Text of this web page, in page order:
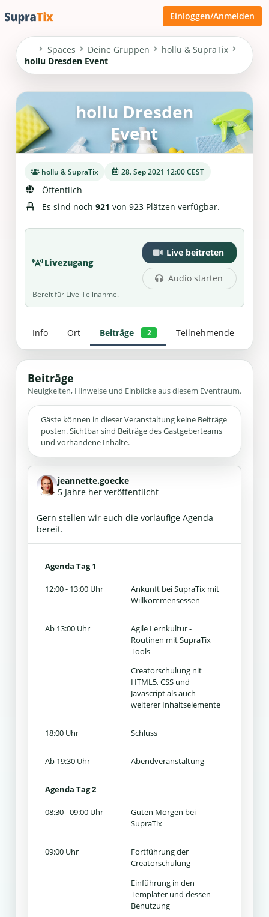
Einloggen/Anmelden
Spaces Deine Gruppen
hollu & SupraTix
hollu Dresden Event
hollu Dresden
Event
hollu & SupraTix 28. Sep 2021 12:00 CEST
Öffentlich
Es sind noch 921 von 923 Plätzen verfügbar.
Livezugang
Live beitreten
Audio starten
Bereit für Live-Teilnahme.
Info Ort Beiträge 2 Teilnehmende
Beiträge
Neuigkeiten, Hinweise und Einblicke aus diesem Eventraum.
Gäste können in dieser Veranstaltung keine Beiträge
posten. Sichtbar sind Beiträge des Gastgeberteams
und vorhandene Inhalte.
jeannette.goecke
5 Jahre her veröffentlicht
Gern stellen wir euch die vorläufige Agenda
bereit.
Agenda Tag 1
12:00 - 13:00 Uhr
Ankunft bei SupraTix mit
Willkommensessen
Ab 13:00 Uhr
Agile Lernkultur -
Routinen mit SupraTix
Tools
Creatorschulung nit
HTML5, CSS und
Javascript als auch
weiterer Inhaltselemente
18:00 Uhr Schluss
Ab 19:30 Uhr Abendveranstaltung
Agenda Tag 2
08:30 - 09:00 Uhr
Guten Morgen bei
SupraTix
09:00 Uhr
Fortführung der
Creatorschulung
Einführung in den
Templater und dessen
Benutzung